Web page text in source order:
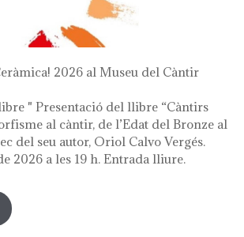
2026 al Museu del Càntir
" Presentació del llibre “Càntirs
al càntir, de l’Edat del Bronze al
del seu autor, Oriol Calvo Vergés.
2026 a les 19 h. Entrada lliure.
hola ceràmica! 2026